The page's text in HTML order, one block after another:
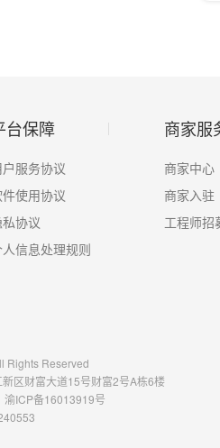
台保障
户服务协议
使用协议
私协议
信息处理规则
商家服
商家中心
商家入驻
工程师招
Rights Reserved
区财富大道15号财富2号A栋6楼
渝ICP备16013919号